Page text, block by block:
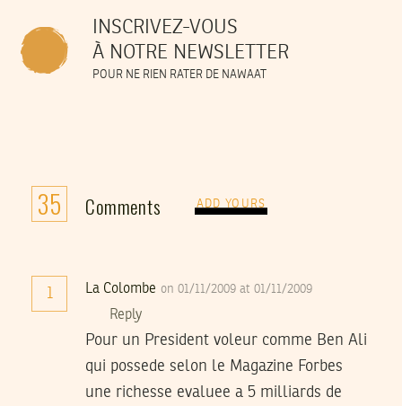
INSCRIVEZ-VOUS
À NOTRE NEWSLETTER
POUR NE RIEN RATER DE NAWAAT
35 Comments ADD YOURS
1 La Colombe on 01/11/2009 at 01/11/2009
Reply
Pour un President voleur comme Ben Ali
qui possede selon le Magazine Forbes
une richesse evaluee a 5 milliards de